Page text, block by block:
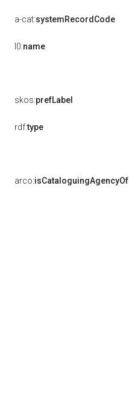
a-cat:systemRecordCode
l0:name
skos:prefLabel
rdf:type
arco:isCataloguingAgencyOf